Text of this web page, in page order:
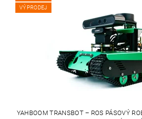
VÝPRODEJ
YAHBOOM TRANSBOT – ROS PÁSOVÝ